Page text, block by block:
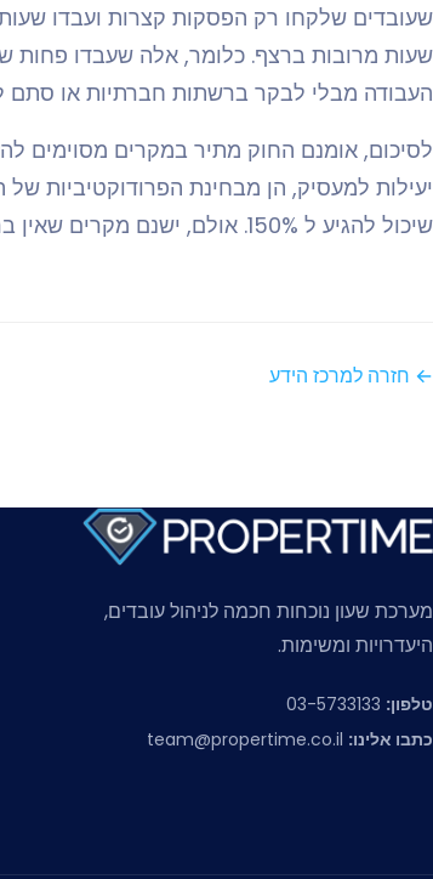
שעובדים שלקחו רק הפסקות קצרות ועבדו
העבודה מבלי לבקר ברשתות חברתיות או סתם
לסיכום, אומנם החוק מתיר במקרים מסוימים
יעילות למעסיק, הן מבחינת הפרודוקטיביות
שיכול להגיע ל 150%. אולם, ישנם מקרים שאין ברירה, במיוחד לארגונים המקבלים קהל כמו חנויות וכו’.
← חזרה למרכז הידע
מערכת שעון נוכחות חכמה לניהול עובדים,
היעדרויות ומשימות.
טלפון: 03-5733133
כתבו אלינו: team@propertime.co.il